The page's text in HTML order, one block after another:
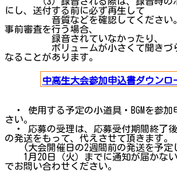
にし、送付する前に必ず再生して
音質などを確認してください。
事前審査を行う場合、
録音されていなかったり、
ボリュームが小さくて聞きづら
なることがあります。
中高生大会参加申込書ダウンロ
・ 使用する予定の小道具・BGMを参加
さい。
・ 応募の受理は、応募受付期間終了
の発送をもって、代えさせて頂きます。
(大会開催日の2週間前の発送を予定
1月20日（火）までに通知が届かない
でお問い合わせください。